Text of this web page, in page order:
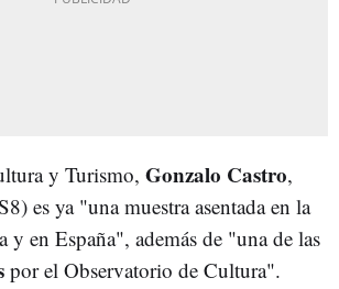
y Turismo, Gonzalo Castro,
es ya "una muestra asentada en la
y en España", además de "una de las
por el Observatorio de Cultura".